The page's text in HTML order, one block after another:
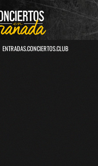
ENTRADAS.CONCIERTOS.CLUB